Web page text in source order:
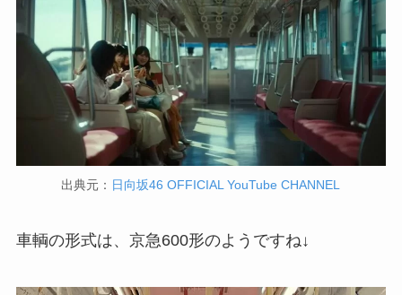
出典元： 日向坂46 OFFICIAL YouTube CHANNEL
車輌の形式は、 京急600形のようですね↓